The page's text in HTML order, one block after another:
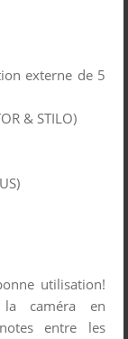
externe de 5
& STILO)
utilisation!
la caméra en
entre les